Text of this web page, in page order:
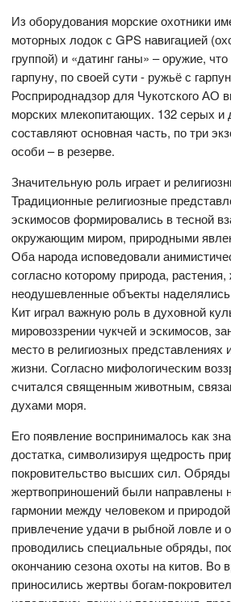
Из оборудования морские охотники
моторных лодок с GPS навигацией
группой) и «датинг ганы» – оружие,
гарпуну, по своей сути - ружьё с
Росприроднадзор для Чукотского АО
морских млекопитающих. 132 серых и
составляют основная часть, по три
особи – в резерве.
Значительную роль играет и
Традиционные религиозные
эскимосов формировались в тесной
окружающим миром, природными
Оба народа исповедовали
согласно которому природа,
неодушевленные объекты
Кит играл важную роль в духовной
мировоззрении чукчей и эскимосов,
место в религиозных представлениях
жизни. Согласно мифологическим
считался священным животным,
духами моря.
Его появление воспринималось как
достатка, символизируя щедрость
покровительство высших сил.
жертвоприношений были направлены
гармонии между человеком и
привлечение удачи в рыбной ловле и
проводились специальные обряды,
окончанию сезона охоты на китов. Во
приносились жертвы богам-